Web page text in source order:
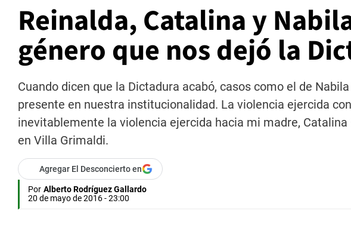
Reinalda, Catalina y
género que nos dejó la
Cuando dicen que la Dictadura acabó, casos como el de
presente en nuestra institucionalidad. La violencia ejercida
inevitablemente la violencia ejercida hacia mi madre,
en Villa Grimaldi.
Agregar El Desconcierto en
Por Alberto Rodríguez Gallardo
20 de mayo de 2016 - 23:00